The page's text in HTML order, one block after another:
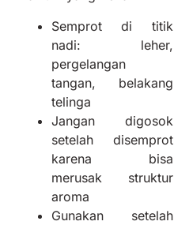
Semprot di titik
nadi: leher,
pergelangan
tangan, belakang
telinga
Jangan digosok
setelah disemprot
karena bisa
merusak struktur
aroma
Gunakan setelah